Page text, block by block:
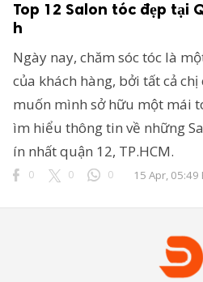
Nghệ 24h
Top 12 Salon tóc đẹp tại
h
Ngày nay, chăm sóc tóc là
của khách hàng, bởi tất cả
muốn mình sở hữu một mái
ìm hiểu thông tin về những
ín nhất quận 12, TP.HCM.
0 0 0 15 Apr, 05:49